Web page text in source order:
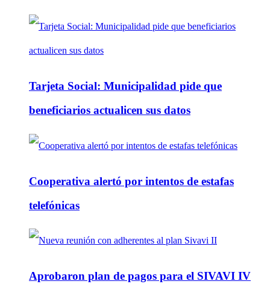
Tarjeta Social: Municipalidad pide que
beneficiarios actualicen sus datos
Cooperativa alertó por intentos de estafas
telefónicas
Aprobaron plan de pagos para el SIVAVI IV